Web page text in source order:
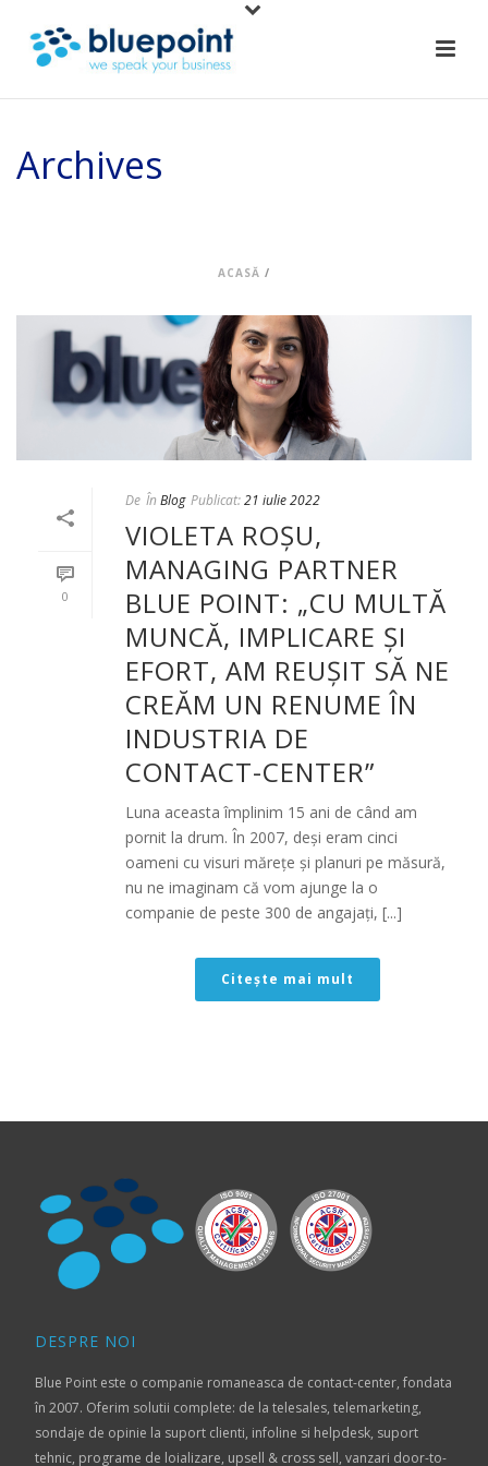
Archives
ACASĂ /
0
De În Blog Publicat:21 iulie 2022
VIOLETA ROȘU,
MANAGING PARTNER
BLUE POINT: „CU MULTĂ
MUNCĂ, IMPLICARE ȘI
EFORT, AM REUȘIT SĂ NE
CREĂM UN RENUME ÎN
INDUSTRIA DE
CONTACT-CENTER”
Luna aceasta împlinim 15 ani de când am
pornit la drum. În 2007, deși eram cinci
oameni cu visuri mărețe și planuri pe măsură,
nu ne imaginam că vom ajunge la o
companie de peste 300 de angajați, [...]
Citește mai mult
DESPRE NOI
Blue Point este o companie romaneasca de contact-center, fondata
în 2007. Oferim solutii complete: de la telesales, telemarketing,
sondaje de opinie la suport clienti, infoline si helpdesk, suport
tehnic, programe de loializare, upsell & cross sell, vanzari door-to-